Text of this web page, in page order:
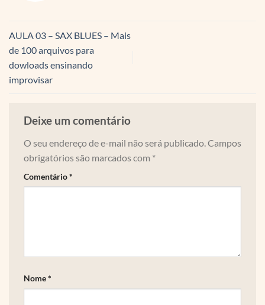
AULA 03 – SAX BLUES – Mais
de 100 arquivos para
dowloads ensinando
improvisar
Deixe um comentário
O seu endereço de e-mail não será publicado. Campos
obrigatórios são marcados com *
Comentário*
Nome*